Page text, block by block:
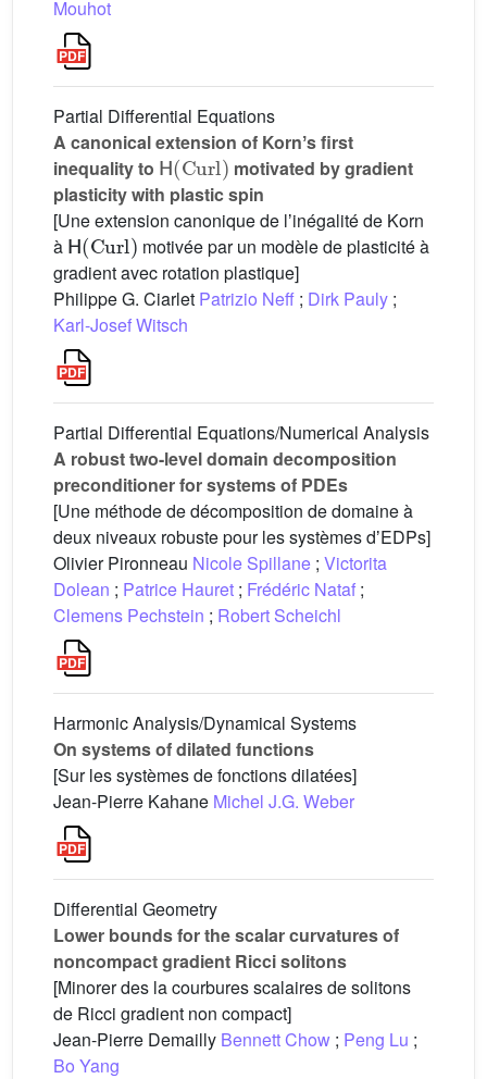
Mouhot
Partial Differential Equations
A canonical extension of Kornʼs first
inequality to
H(Curl)
motivated by gradient
plasticity with plastic spin
[Une extension canonique de lʼinégalité de Korn
à
H(Curl)
motivée par un modèle de plasticité à
gradient avec rotation plastique]
Philippe G. Ciarlet Patrizio Neff ; Dirk Pauly ;
Karl-Josef Witsch
Partial Differential Equations/Numerical Analysis
A robust two-level domain decomposition
preconditioner for systems of PDEs
[Une méthode de décomposition de domaine à
deux niveaux robuste pour les systèmes dʼEDPs]
Olivier Pironneau Nicole Spillane ; Victorita
Dolean ; Patrice Hauret ; Frédéric Nataf ;
Clemens Pechstein ; Robert Scheichl
Harmonic Analysis/Dynamical Systems
On systems of dilated functions
[Sur les systèmes de fonctions dilatées]
Jean-Pierre Kahane Michel J.G. Weber
Differential Geometry
Lower bounds for the scalar curvatures of
noncompact gradient Ricci solitons
[Minorer des la courbures scalaires de solitons
de Ricci gradient non compact]
Jean-Pierre Demailly Bennett Chow ; Peng Lu ;
Bo Yang